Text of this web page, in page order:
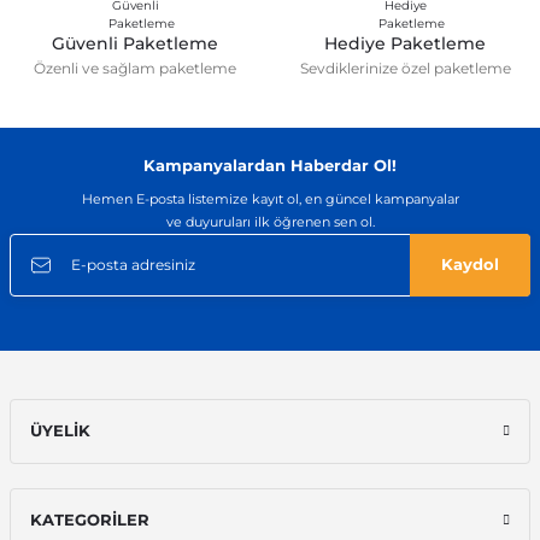
Güvenli Paketleme
Özenli ve sağlam paketleme
Hediye Paketleme
Sevdiklerinize özel paketleme
Kampanyalardan Haberdar Ol!
Hemen E-posta listemize kayıt ol, en güncel kampanyalar
ve duyuruları ilk öğrenen sen ol.
Kaydol
ÜYELİK
KATEGORİLER